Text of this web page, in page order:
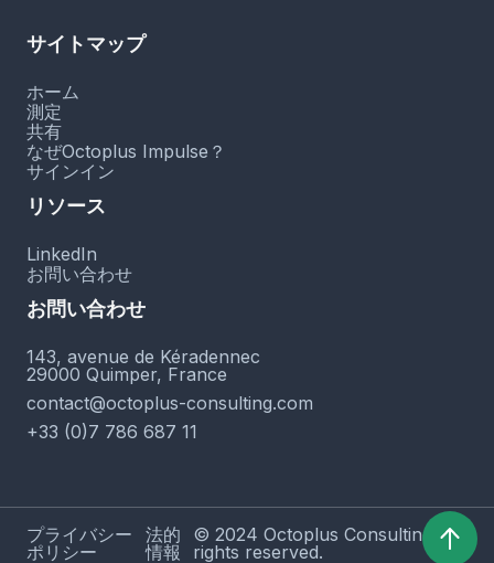
サイトマップ
ホーム
測定
共有
なぜOctoplus Impulse？
サインイン
リソース
LinkedIn
お問い合わせ
お問い合わせ
143, avenue de Kéradennec
29000 Quimper, France
contact@octoplus-consulting.com
+33 (0)7 786 687 11
プライバシー
ポリシー
法的
情報
© 2024 Octoplus Consulting. All
rights reserved.